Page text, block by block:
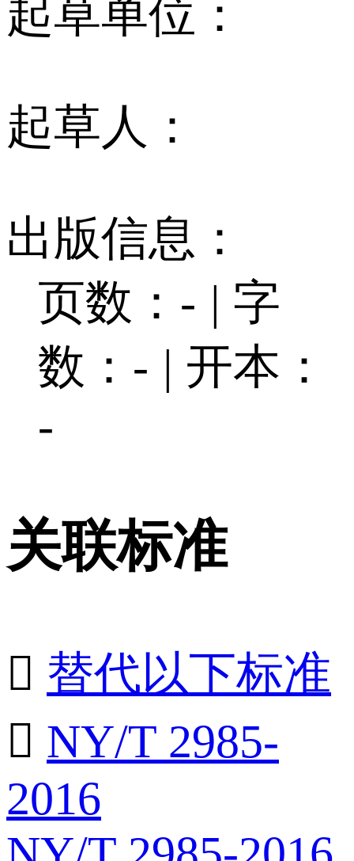
起草单位：
起草人：
出版信息：
页数：- | 字
数：- | 开本：
-
关联标准
 替代以下标准
 NY/T 2985-
2016